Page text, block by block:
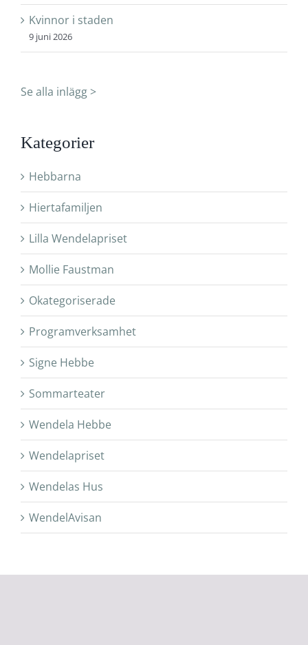
Kvinnor i staden
9 juni 2026
Se alla inlägg >
Kategorier
Hebbarna
Hiertafamiljen
Lilla Wendelapriset
Mollie Faustman
Okategoriserade
Programverksamhet
Signe Hebbe
Sommarteater
Wendela Hebbe
Wendelapriset
Wendelas Hus
WendelAvisan